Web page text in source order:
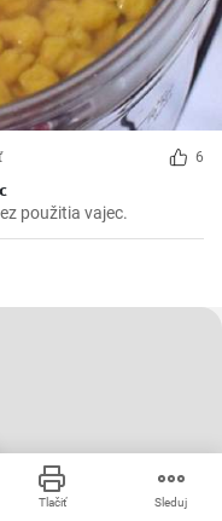
6
použitia vajec.
Tlačiť Sleduj